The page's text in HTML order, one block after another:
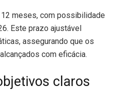
meses, com possibilidade
Este prazo ajustável
assegurando que os
com eficácia.
claros